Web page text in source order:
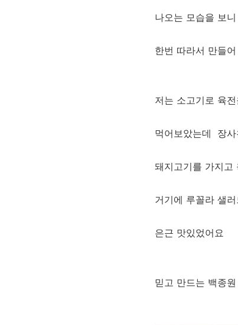
나오는 모습을 보
한번 따라서 만들
저는 소고기로 육
먹어보았는데 장
돼지고기를 가지고
거기에 루꼴라 샐
은근 맛있었어요
믿고 만드는 백종